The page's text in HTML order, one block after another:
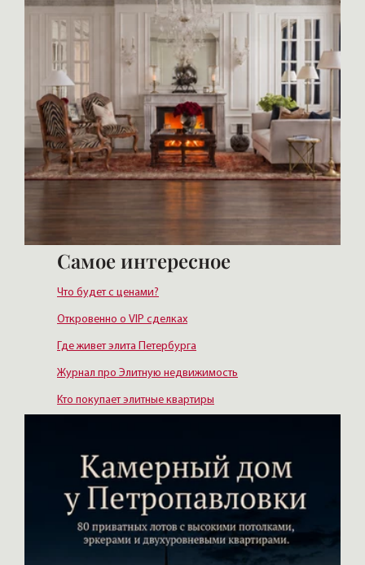
Самое интересное
Что будет с ценами?
Откровенно о VIP сделках
Где живет элита Петербурга
Журнал про Элитную недвижимость
Кто покупает элитные квартиры